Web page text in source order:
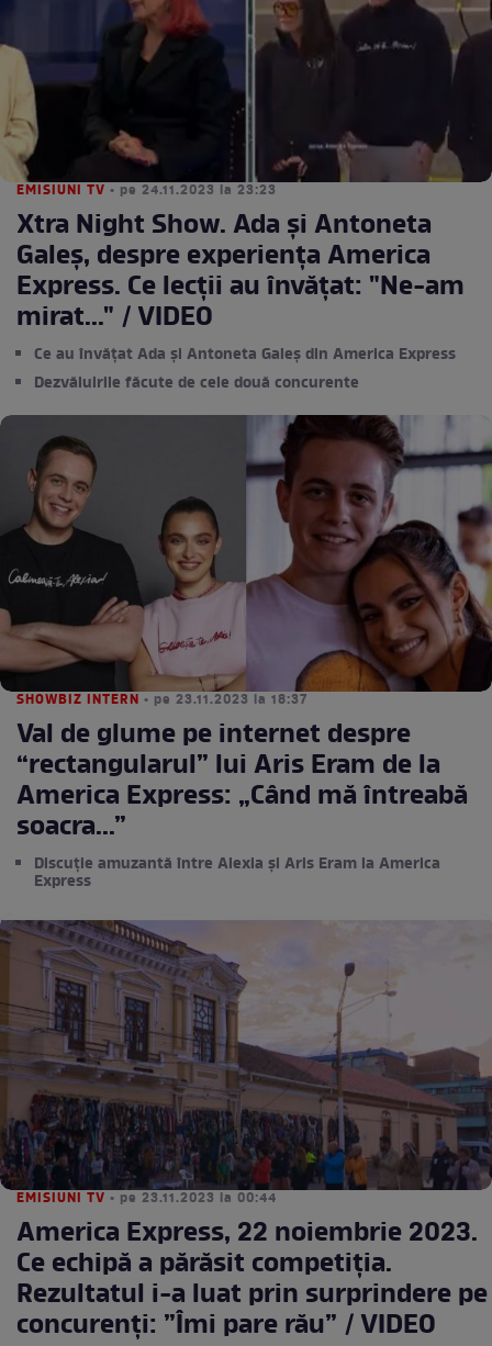
EMISIUNI TV • pe 24.11.2023 la 23:23
Xtra Night Show. Ada și Antoneta
Galeș, despre experiența America
Express. Ce lecții au învățat: "Ne-am
mirat..." / VIDEO
Ce au învățat Ada și Antoneta Galeș din America Express
Dezvăluirile făcute de cele două concurente
SHOWBIZ INTERN • pe 23.11.2023 la 18:37
Val de glume pe internet despre
“rectangularul” lui Aris Eram de la
America Express: „Când mă întreabă
soacra...”
Discuție amuzantă între Alexia și Aris Eram la America
Express
EMISIUNI TV • pe 23.11.2023 la 00:44
America Express, 22 noiembrie 2023.
Ce echipă a părăsit competiția.
Rezultatul i-a luat prin surprindere pe
concurenți: ”Îmi pare rău” / VIDEO